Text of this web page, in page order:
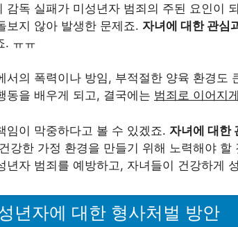
감독 실패가 미성년자 범죄의 주된 요인이
보지 않아 발생한 문제죠. 자녀에 대한 관심
. ㅠㅠ
서의 폭력이나 방임, 부적절한 양육 환경도
동을 배우게 되고, 결국에는 범죄로 이어지
임이 막중하다고 볼 수 있겠죠. 자녀에 대한
강한 가정 환경을 만들기 위해 노력해야 할
년자 범죄를 예방하고, 자녀들이 건강하게
년자에 대한 형사처벌 방안